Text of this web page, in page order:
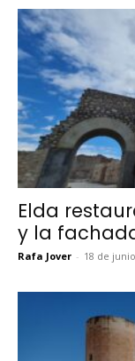
Elda
y la
Rafa Jover - 18 de